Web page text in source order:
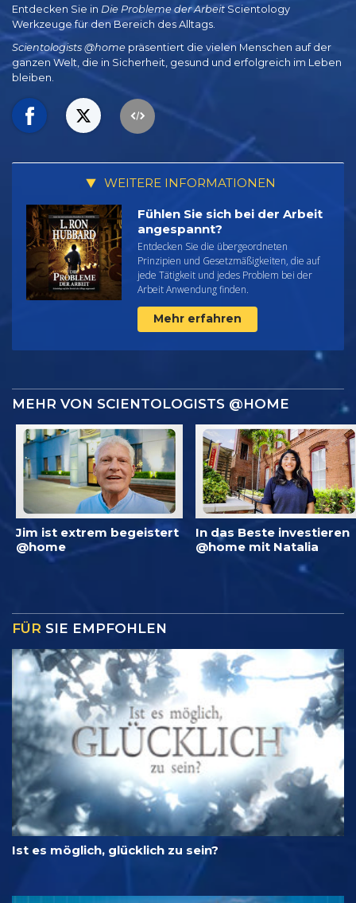
Entdecken Sie in Die Probleme der Arbeit Scientology
Werkzeuge für den Bereich des Alltags.
Scientologists @home präsentiert die vielen Menschen auf der
ganzen Welt, die in Sicherheit, gesund und erfolgreich im Leben
bleiben.
WEITERE INFORMATIONEN
Fühlen Sie sich bei der Arbeit
angespannt?
Entdecken Sie die übergeordneten
Prinzipien und Gesetzmäßigkeiten, die auf
jede Tätigkeit und jedes Problem bei der
Arbeit Anwendung finden.
Mehr erfahren
MEHR VON SCIENTOLOGISTS @HOME
Jim ist extrem begeistert
@home
In das Beste investieren
@home mit Natalia
FÜR SIE EMPFOHLEN
Ist es möglich, glücklich zu sein?